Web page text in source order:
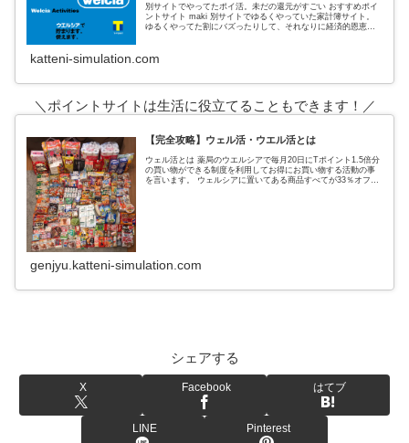
別サイトでやってたポイ活。未だの還元がすごい おすすめポイ
ントサイト maki 別サイトでゆるくやっていた家計簿サイト。
ゆるくやってた割にバズったりして、それなりに経済的恩恵も
katteni-simulation.com
＼ポイントサイトは生活に役立てることもできます！／
【完全攻略】ウェル活・ウエル活とは
ウェル活とは 薬局のウエルシアで毎月20日にTポイント1.5倍分
の買い物ができる制度を利用してお得にお買い物する活動の事
を言います。 ウェルシアに置いてある商品すべてが33％オフに
genjyu.katteni-simulation.com
シェアする
X Facebook はてブ
LINE Pinterest